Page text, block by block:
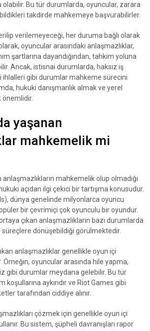
Bu tür durumlarda, oyuncular, zarara
takdirde mahkemeye başvurabilirler.
verilemeyeceği, her duruma bağlı olarak
oyuncular arasındaki anlaşmazlıklar,
şartlarına dayandığından, tahkim yoluna
Ancak, istisnai durumlarda, haksız iş
ihlalleri gibi durumlar mahkeme sürecini
hukuki danışmanlık almak ve yerel
önemlidir.
yaşanan
mahkemelik mi
anlaşmazlıkların mahkemelik olup olmadığı
açıdan ilgi çekici bir tartışma konusudur.
dünya genelinde milyonlarca oyuncu
bir çevrimiçi çok oyunculu bir oyundur.
çıkan anlaşmazlıkların bazı durumlarda
dönüşebildiği görülmektedir.
anlaşmazlıklar genellikle oyun içi
Örneğin, oyuncular arasında hile yapma,
gibi durumlar meydana gelebilir. Bu tür
koşullarına aykırıdır ve Riot Games gibi
tarafından ciddiye alınır.
çözmek için genellikle oyun içi
Bu sistem, şüpheli davranışları rapor